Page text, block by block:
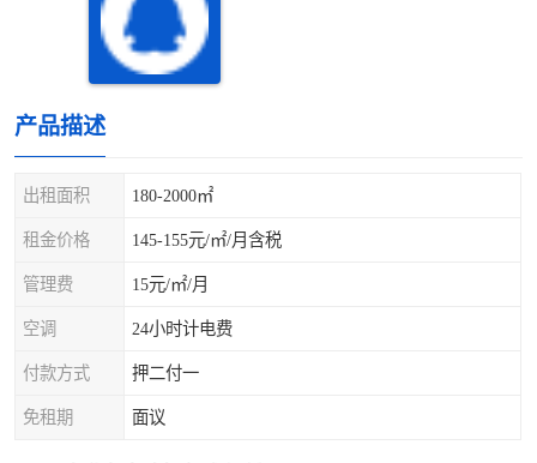
产品描述
出租面积 180-2000㎡
租金价格 145-155元/㎡/月含税
管理费 15元/㎡/月
空调 24小时计电费
付款方式 押二付一
免租期 面议
宝安西乡
龙华观澜